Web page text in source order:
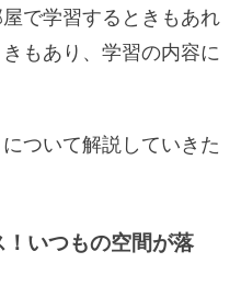
で学習するときもあれ
もあり、学習の内容に
ついて解説していきた
いつもの空間が落